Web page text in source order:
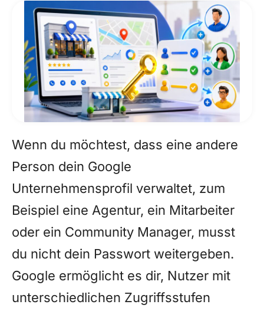
Wenn du möchtest, dass eine andere
Person dein Google
Unternehmensprofil verwaltet, zum
Beispiel eine Agentur, ein Mitarbeiter
oder ein Community Manager, musst
du nicht dein Passwort weitergeben.
Google ermöglicht es dir, Nutzer mit
unterschiedlichen Zugriffsstufen